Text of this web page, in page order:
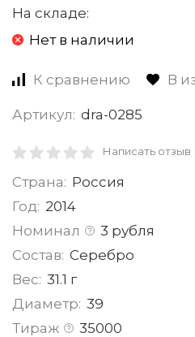
На складе:
Нет в наличии
К сравнению В
Артикул: dra-0285
Написать отзыв
Страна: Россия
Год: 2014
Номинал
3 рубля
Состав: Серебро
Вес: 31.1 г
Диаметр: 39
Тираж
35000